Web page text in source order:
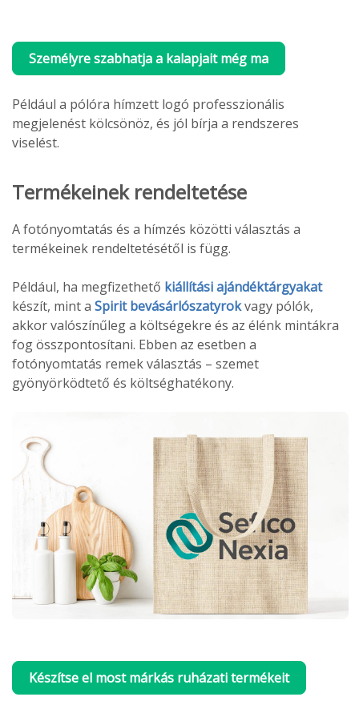
Személyre szabhatja a kalapjait még ma
Például a pólóra hímzett logó professzionális
megjelenést kölcsönöz, és jól bírja a rendszeres
viselést.
Termékeinek rendeltetése
A fotónyomtatás és a hímzés közötti választás a
termékeinek rendeltetésétől is függ.
Például, ha megfizethető kiállítási ajándéktárgyakat
készít, mint a Spirit bevásárlószatyrokvagy pólók,
akkor valószínűleg a költségekre és az élénk mintákra
fog összpontosítani. Ebben az esetben a
fotónyomtatás remek választás – szemet
gyönyörködtető és költséghatékony.
Készítse el most márkás ruházati termékeit